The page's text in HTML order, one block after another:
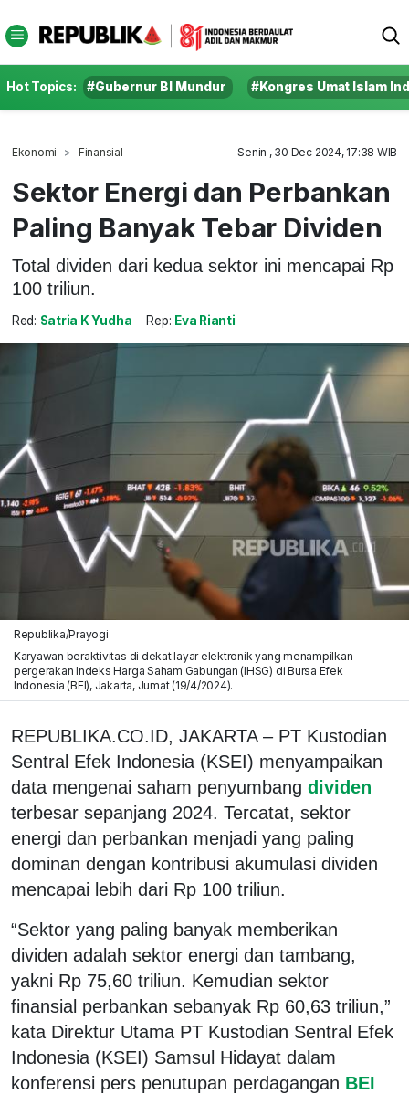
Hot Topics: #Gubernur BI Mundur #Kongres Umat Islam
Ekonomi Finansial Senin , 30 Dec 2024, 17:38 WIB
Sektor Energi dan Perbankan
Paling Banyak Tebar Dividen
Total dividen dari kedua sektor ini mencapai Rp
100 triliun.
Red: Satria K Yudha Rep: Eva Rianti
Republika/Prayogi
Karyawan beraktivitas di dekat layar elektronik yang menampilkan
pergerakan Indeks Harga Saham Gabungan (IHSG) di Bursa Efek
Indonesia (BEI), Jakarta, Jumat (19/4/2024).
REPUBLIKA.CO.ID, JAKARTA – PT Kustodian
Sentral Efek Indonesia (KSEI) menyampaikan
data mengenai saham penyumbang dividen
terbesar sepanjang 2024. Tercatat, sektor
energi dan perbankan menjadi yang paling
dominan dengan kontribusi akumulasi dividen
mencapai lebih dari Rp 100 triliun.
“Sektor yang paling banyak memberikan
dividen adalah sektor energi dan tambang,
yakni Rp 75,60 triliun. Kemudian sektor
finansial perbankan sebanyak Rp 60,63 triliun,”
kata Direktur Utama PT Kustodian Sentral Efek
Indonesia (KSEI) Samsul Hidayat dalam
konferensi pers penutupan perdagangan BEI